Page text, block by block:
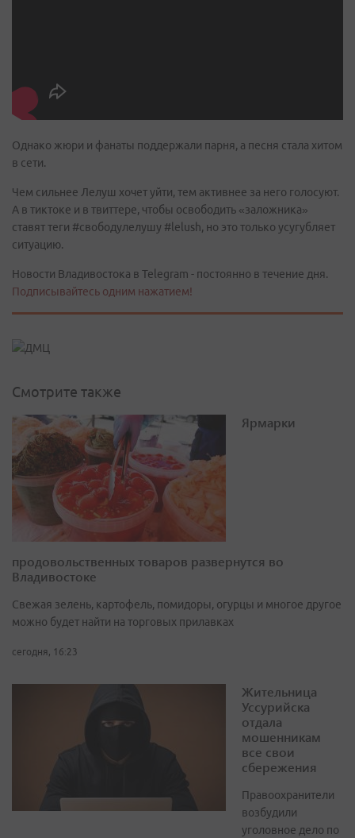
Однако жюри и фанаты поддержали парня, а песня стала хитом
в сети.
Чем сильнее Лелуш хочет уйти, тем активнее за него голосуют.
А в тиктоке и в твиттере, чтобы освободить «заложника»
ставят теги #свободулелушу #lelush, но это только усугубляет
ситуацию.
Новости Владивостока в Telegram - постоянно в течение дня.
Подписывайтесь одним нажатием!
Смотрите также
Ярмарки
продовольственных товаров развернутся во
Владивостоке
Свежая зелень, картофель, помидоры, огурцы и многое другое
можно будет найти на торговых прилавках
сегодня, 16:23
Жительница
Уссурийска
отдала
мошенникам
все свои
сбережения
Правоохранители
возбудили
уголовное дело по